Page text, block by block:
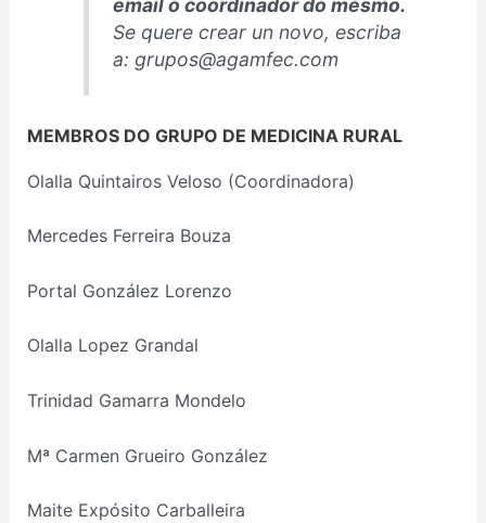
email o coordinador do mesmo.
Se quere crear un novo, escriba
a: grupos@agamfec.com
MEMBROS DO GRUPO DE MEDICINA RURAL
Olalla Quintairos Veloso (Coordinadora)
Mercedes Ferreira Bouza
Portal González Lorenzo
Olalla Lopez Grandal
Trinidad Gamarra Mondelo
Mª Carmen Grueiro González
Maite Expósito Carballeira